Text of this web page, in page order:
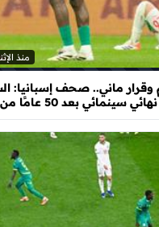
منذ الإثنين , 19
وقرار ماني.. صحف إسبانيا:
بعد 50 عامًا من الانتظار